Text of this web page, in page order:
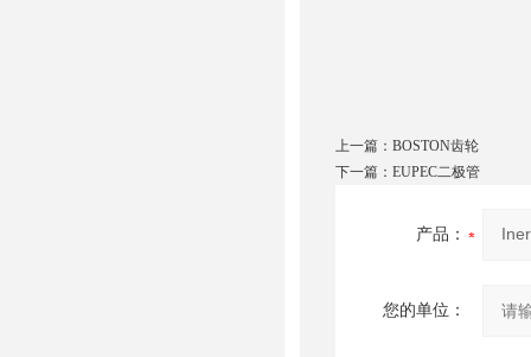
上一篇： BOSTON齿轮
下一篇： EUPEC二极管
产品：
您的单位：